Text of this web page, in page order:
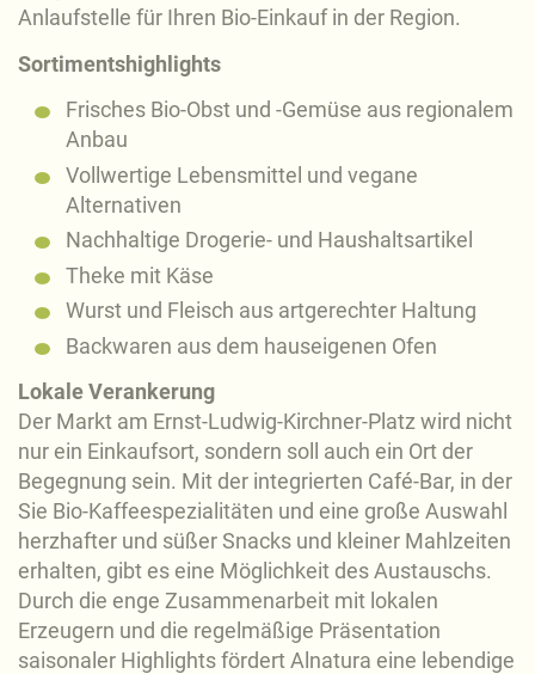
Anlaufstelle für Ihren Bio-Einkauf in der Region.
Sortimentshighlights
Frisches Bio-Obst und -Gemüse aus regionalem
Anbau
Vollwertige Lebensmittel und vegane
Alternativen
Nachhaltige Drogerie- und Haushaltsartikel
Theke mit Käse
Wurst und Fleisch aus artgerechter Haltung
Backwaren aus dem hauseigenen Ofen
Lokale Verankerung
Der Markt am Ernst-Ludwig-Kirchner-Platz wird nicht
nur ein Einkaufsort, sondern soll auch ein Ort der
Begegnung sein. Mit der integrierten Café-Bar, in der
Sie Bio-Kaffeespezialitäten und eine große Auswahl
herzhafter und süßer Snacks und kleiner Mahlzeiten
erhalten, gibt es eine Möglichkeit des Austauschs.
Durch die enge Zusammenarbeit mit lokalen
Erzeugern und die regelmäßige Präsentation
saisonaler Highlights fördert Alnatura eine lebendige